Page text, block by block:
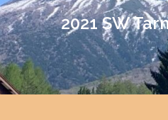
2021 SW